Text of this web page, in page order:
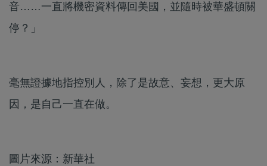
音……一直將機密資料傳回美國，並隨時被華盛頓關
停？」
毫無證據地指控別人，除了是故意、妄想，更大原
因，是自己一直在做。
圖片來源：新華社